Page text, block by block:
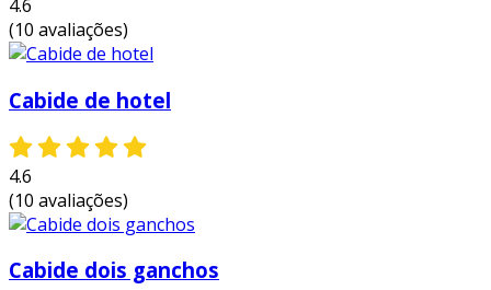
durabilidade:
alta qualidade, os cabides ganchos
várias camadas de roupa, evitando quebra
leveza: sua estrutura leve torna fácil a
movimentação, o que é especialmente
prático em ambientes comerciais. isso
também facilita o transporte nas
bagagens durante viagens.
4.6
(10 avaliações)
Cabide de hotel
4.6
(10 avaliações)
Cabide dois ganchos